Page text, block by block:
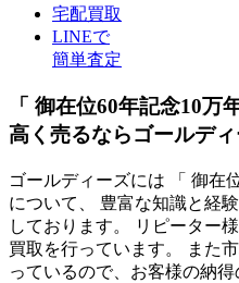
宅配買取
LINEで
簡単査定
「 御在位60年記念10万
高く売るならゴールディ
ゴールディーズには 「 御在
について、 豊富な知識と経
しております。 リピーター
買取を行っています。 また
っているので、お客様の納